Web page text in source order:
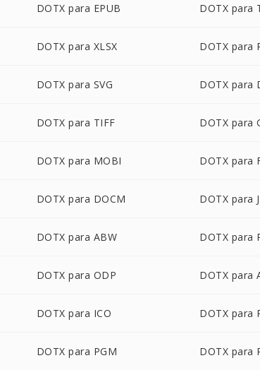
DOTX para EPUB DOTX para
DOTX para XLSX DOTX para
DOTX para SVG DOTX para
DOTX para TIFF DOTX para
DOTX para MOBI DOTX para
DOTX para DOCM DOTX para
DOTX para ABW DOTX para
DOTX para ODP DOTX para
DOTX para ICO DOTX para
DOTX para PGM DOTX para